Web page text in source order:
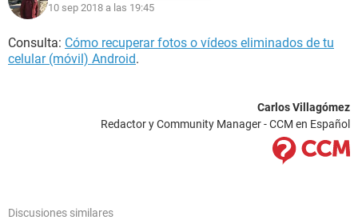
10 sep 2018 a las 19:45
Consulta: Cómo recuperar fotos o vídeos eliminados de tu
celular (móvil) Android.
Carlos Villagómez
Redactor y Community Manager - CCM en Español
Discusiones similares